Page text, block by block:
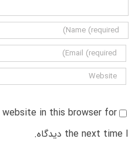
website in this browser for
the next time I دیدگاه.